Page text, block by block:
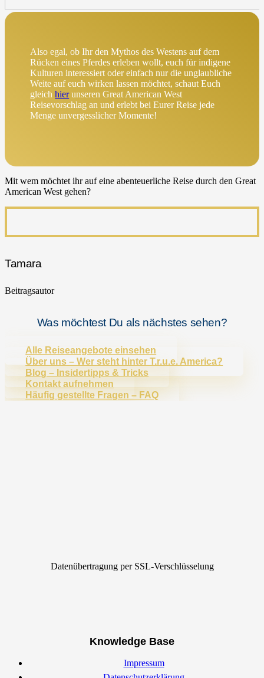
Also egal, ob Ihr den Mythos des Westens auf dem
Rücken eines Pferdes erleben wollt, euch für indigene
Kulturen interessiert oder einfach nur die unglaubliche
Weite auf euch wirken lassen möchtet, schaut Euch
gleichhierunseren Great American West
Reisevorschlag an und erlebt bei Eurer Reise jede
Menge unvergesslicher Momente!
Mit wem möchtet ihr auf eine abenteuerliche Reise durch den Great
American West gehen?
Tamara
Beitragsautor
Was möchtest Du als nächstes sehen?
Alle Reiseangebote einsehen
Über uns – Wer steht hinter T.r.u.e. America?
Blog – Insidertipps & Tricks
Kontakt aufnehmen
Häufig gestellte Fragen – FAQ
Datenübertragung per SSL-Verschlüsselung
Knowledge Base
Impressum